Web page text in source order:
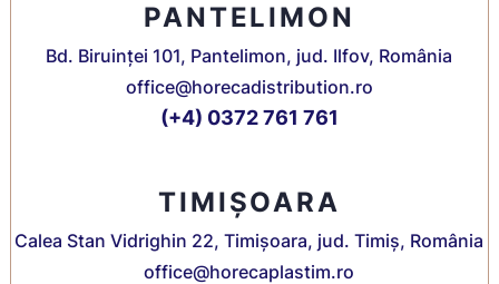
PANTELIMON
Bd. Biruinței 101, Pantelimon, jud. Ilfov, România
office@horecadistribution.ro
(+4) 0372 761 761
TIMIȘOARA
Calea Stan Vidrighin 22, Timișoara, jud. Timiș, România
office@horecaplastim.ro